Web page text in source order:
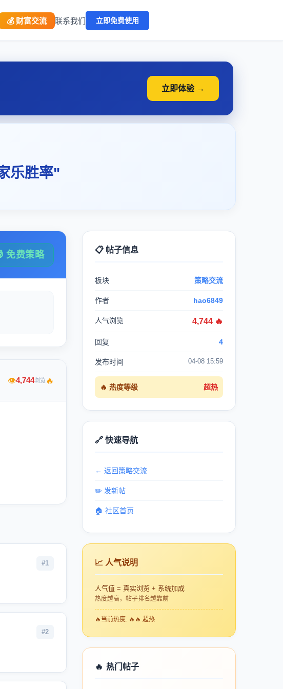
💰 财富交流 联系我们 立即免费使用
立即体验 →
乐胜率"
免费策略
👁4,744浏览🔥
#1
#2
📋 帖子信息
板块 策略交流
作者 hao6849
人气浏览 4,744 🔥
回复 4
发布时间 04-08 15:59
🔥 热度等级 超热
🔗 快速导航
← 返回策略交流
✏️ 发新帖
🏠 社区首页
📈 人气说明
人气值 = 真实浏览 + 系统加成
热度越高，帖子排名越靠前
🔥 当前热度: 🔥🔥 超热
🔥 热门帖子